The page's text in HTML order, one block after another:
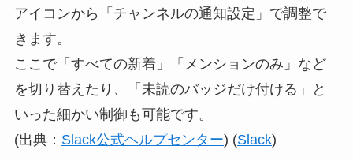
アイコンから「チャンネルの通知設定」で調整で
きます。
ここで「すべての新着」「メンションのみ」など
を切り替えたり、「未読のバッジだけ付ける」と
いった細かい制御も可能です。
(出典： Slack公式ヘルプセンター) (Slack)